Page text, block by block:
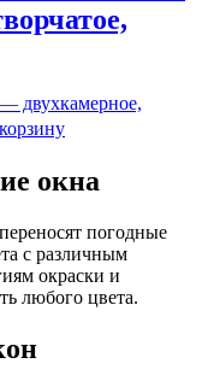
двухкамерное,
окна
погодные
с различным
окраски и
любого цвета.